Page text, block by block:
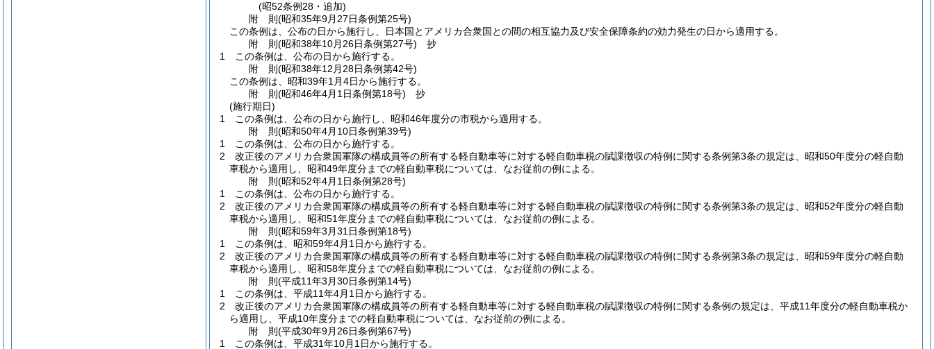
(昭52条例28・追加)
附 則(昭和35年9月27日条例第25号)
この条例は、公布の日から施行し、日本国とアメリカ合衆国との間の相互協力及び安全保障条約の効力発生の日から適用する。
附 則(昭和38年10月26日条例第27号) 抄
1
この条例は、公布の日から施行する。
附 則(昭和38年12月28日条例第42号)
この条例は、昭和39年1月4日から施行する。
附 則(昭和46年4月1日条例第18号) 抄
(施行期日)
1
この条例は、公布の日から施行し、昭和46年度分の市税から適用する。
附 則(昭和50年4月10日条例第39号)
1
この条例は、公布の日から施行する。
2
改正後のアメリカ合衆国軍隊の構成員等の所有する軽自動車等に対する軽自動車税の賦課徴収の特例に関する条例第3条の規定は、昭和50年度分の軽自動
車税から適用し、昭和49年度分までの軽自動車税については、なお従前の例による。
附 則(昭和52年4月1日条例第28号)
1
この条例は、公布の日から施行する。
2
改正後のアメリカ合衆国軍隊の構成員等の所有する軽自動車等に対する軽自動車税の賦課徴収の特例に関する条例第3条の規定は、昭和52年度分の軽自動
車税から適用し、昭和51年度分までの軽自動車税については、なお従前の例による。
附 則(昭和59年3月31日条例第18号)
1
この条例は、昭和59年4月1日から施行する。
2
改正後のアメリカ合衆国軍隊の構成員等の所有する軽自動車等に対する軽自動車税の賦課徴収の特例に関する条例第3条の規定は、昭和59年度分の軽自動
車税から適用し、昭和58年度分までの軽自動車税については、なお従前の例による。
附 則(平成11年3月30日条例第14号)
1
この条例は、平成11年4月1日から施行する。
2
改正後のアメリカ合衆国軍隊の構成員等の所有する軽自動車等に対する軽自動車税の賦課徴収の特例に関する条例の規定は、平成11年度分の軽自動車税か
ら適用し、平成10年度分までの軽自動車税については、なお従前の例による。
附 則(平成30年9月26日条例第67号)
1
この条例は、平成31年10月1日から施行する。